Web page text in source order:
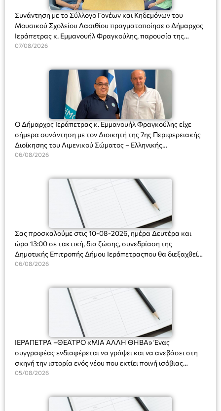
Συνάντηση με το Σύλλογο Γονέων και Κηδεμόνων του
Μουσικού Σχολείου Λασιθίου πραγματοποίησε ο Δήμαρχος
Ιεράπετρας κ. Εμμανουήλ Φραγκούλης, παρουσία της
Διευθύντριας του σχολείου κας Μαριάννας Χαΐτα.
07/08/2026
Ο Δήμαρχος Ιεράπετρας κ. Εμμανουήλ Φραγκούλης είχε
σήμερα συνάντηση με τον Διοικητή της 7ης Περιφερειακής
Διοίκησης του Λιμενικού Σώματος – Ελληνικής
Ακτοφυλακής (Λ.Σ.-ΕΛ.ΑΚΤ.), Αρχιπλοίαρχο Λ.Σ. κ. Ιωάννη
06/08/2026
Σας προσκαλούμε στις 10-08-2026, ημέρα Δευτέρα και
ώρα 13:00 σε τακτική, δια ζώσης, συνεδρίαση της
Δημοτικής Επιτροπής Δήμου Ιεράπετραςπου θα διεξαχθεί
στο Δημοτικό Κατάστημα, Δημοκρατίας 31 στην αίθουσα
και λήψη αποφάσεων στα παρακάτω θέματα:
06/08/2026
ΙΕΡΑΠΕΤΡΑ –ΘΕΑΤΡΟ «ΜΙΑ ΑΛΛΗ ΘΗΒΑ» Ένας
συγγραφέας ενδιαφέρεται να γράψει και να ανεβάσει στη
σκηνή την ιστορία ενός νέου που εκτίει ποινή ισόβιας
κάθειρξης για πατροκτονία. Ένα πολυβραβευμένο έργο για
ασθένεια, τον ερωτισμό. Ένα έργο αινιγματικό, συγκινητικό,
όσο και διασκεδαστικό. Ο διακεκριμένος σκηνοθέτης
05/08/2026